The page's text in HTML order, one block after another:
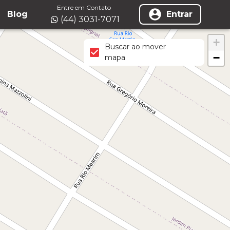
Blog
Entre em Contato
(44) 3031-7071 Entrar
+
−
Buscar ao mover
mapa